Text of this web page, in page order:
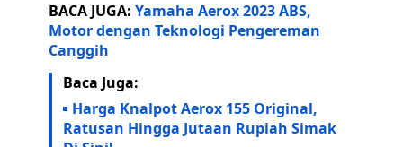
BACA JUGA: Yamaha Aerox 2023 ABS,
Motor dengan Teknologi Pengereman
Canggih
Baca Juga:
Harga Knalpot Aerox 155 Original,
Ratusan Hingga Jutaan Rupiah Simak